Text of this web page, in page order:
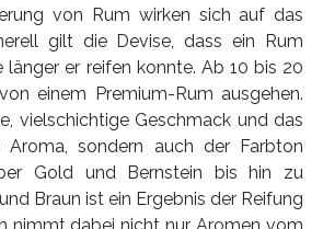
von Rum wirken sich auf das
gilt die Devise, dass ein Rum
länger er reifen konnte. Ab 10 bis 20
einem Premium-Rum ausgehen.
vielschichtige Geschmack und das
Aroma, sondern auch der Farbton
Gold und Bernstein bis hin zu
Braun ist ein Ergebnis der Reifung
nimmt dabei nicht nur Aromen vom